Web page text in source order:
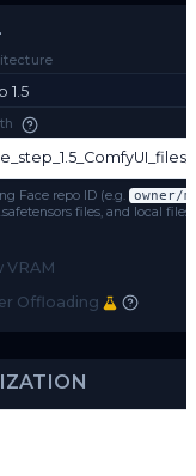
Step 1.5
Path
Face repo ID (e.g.
Low VRAM
Low VRAM